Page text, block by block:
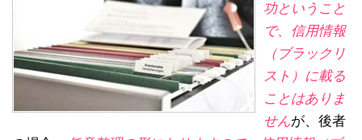
功ということ
で、信用情報
（ブラックリ
スト）に載る
ことはありま
せんが、後者